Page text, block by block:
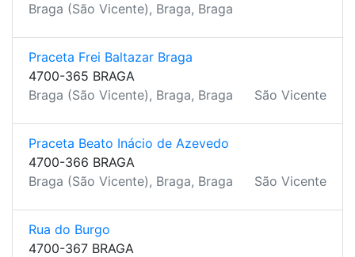
Braga (São Vicente), Braga, Braga
Praceta Frei Baltazar Braga
4700-365 BRAGA
Braga (São Vicente), Braga, Braga
São Vicente
Praceta Beato Inácio de Azevedo
4700-366 BRAGA
Braga (São Vicente), Braga, Braga
São Vicente
Rua do Burgo
4700-367 BRAGA